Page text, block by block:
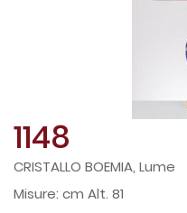
1148
CRISTALLO BOEMIA, Lume
cm Alt. 81